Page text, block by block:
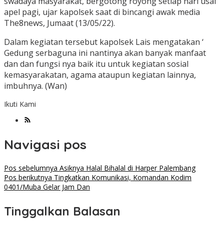
apel pagi, ujar kapolsek saat di bincangi awak media
The8news, Jumaat (13/05/22).
Dalam kegiatan tersebut kapolsek Lais mengatakan ‘
Gedung serbaguna ini nantinya akan banyak manfaat
dan dan fungsi nya baik itu untuk kegiatan sosial
kemasyarakatan, agama ataupun kegiatan lainnya,
imbuhnya. (Wan)
Ikuti Kami
Navigasi pos
Pos sebelumnya Asiknya Halal Bihalal di Harper Palembang
Pos berikutnya Tingkatkan Komunikasi, Komandan Kodim
0401/Muba Gelar Jam Dan
Tinggalkan Balasan